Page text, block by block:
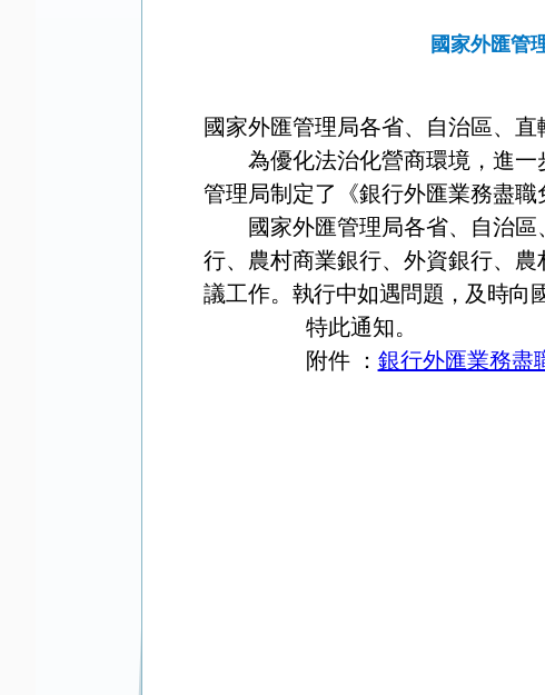
國家外匯管
國家外匯管理局各省、自治區、
為優化法治化營商環境，進
管理局制定了《銀行外匯業務盡職
國家外匯管理局各省、自治
行、農村商業銀行、外資銀行、
議工作。 執行中如遇問題，及時向
特此通知。
附件 ： 銀行外匯業務盡